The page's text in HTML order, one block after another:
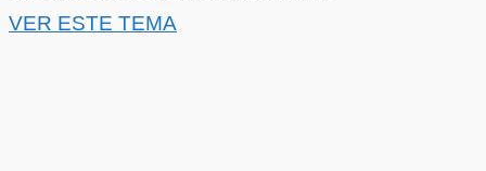
VER ESTE TEMA